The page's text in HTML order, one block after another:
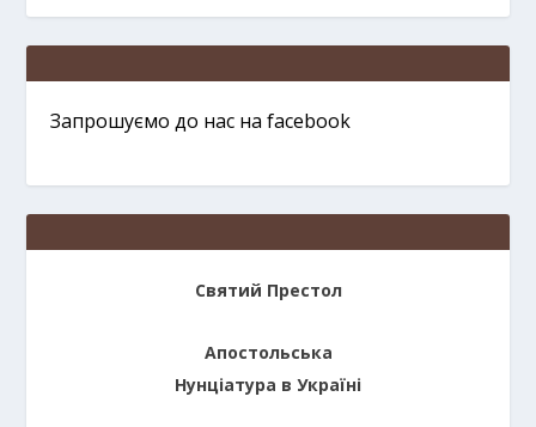
Запрошуємо до нас на facebook
Святий Престол
Апостольська
Нунціатура в Україні